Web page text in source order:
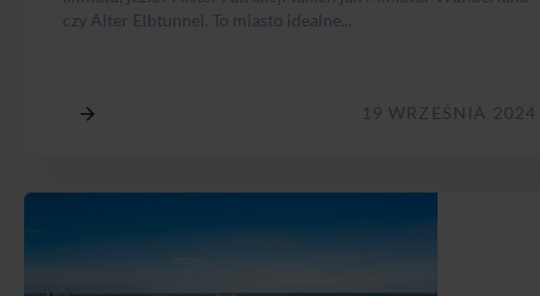
czy Alter Elbtunnel. To miasto idealne...
19 WRZEŚNIA 2024